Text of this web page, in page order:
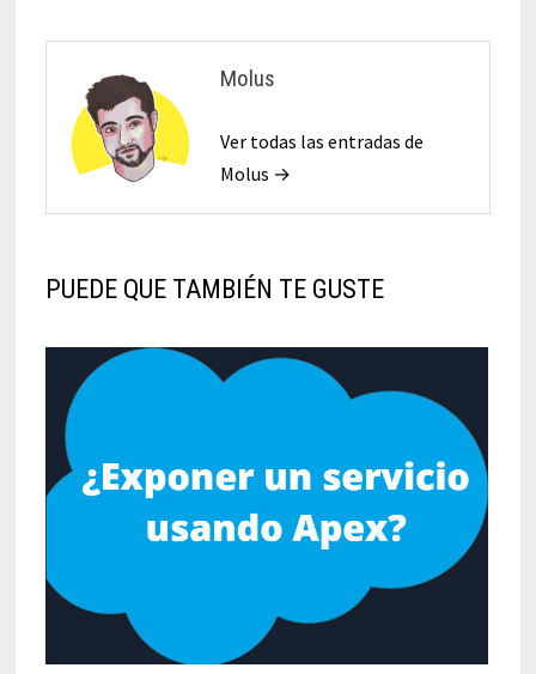
Molus
Ver todas las entradas de
Molus →
PUEDE QUE TAMBIÉN TE GUSTE